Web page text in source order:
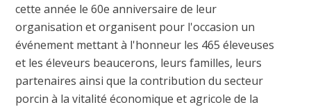
cette année le 60e anniversaire de leur
organisation et organisent pour l'occasion un
événement mettant à l'honneur les 465 éleveuses
et les éleveurs beaucerons, leurs familles, leurs
partenaires ainsi que la contribution du secteur
porcin à la vitalité économique et agricole de la